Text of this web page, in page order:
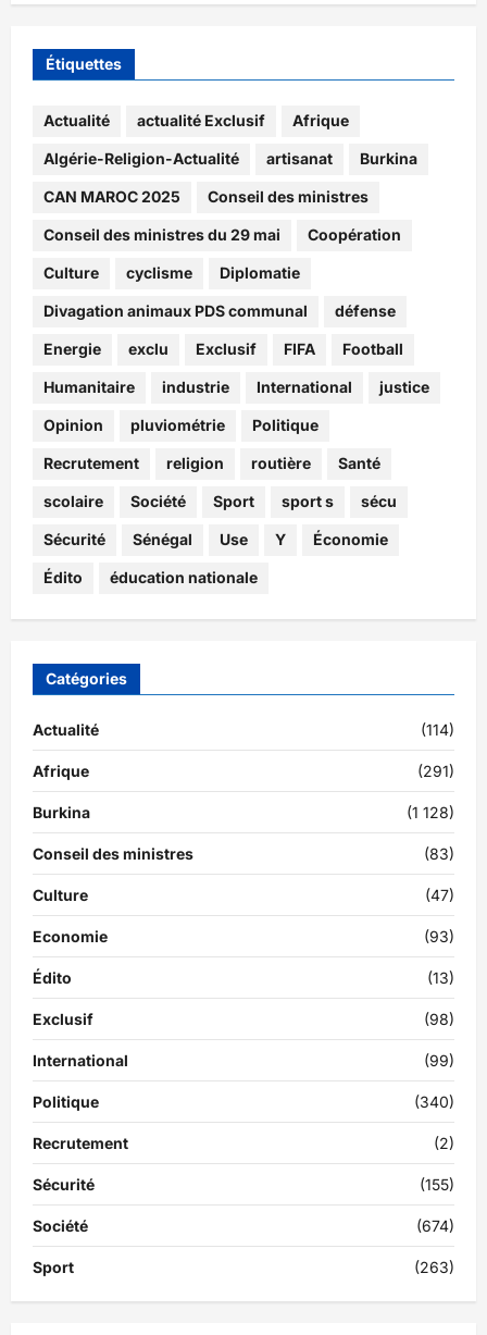
Étiquettes
Actualité actualité Exclusif Afrique
Algérie-Religion-Actualité artisanat Burkina
CAN MAROC 2025 Conseil des ministres
Conseil des ministres du 29 mai Coopération
Culture cyclisme Diplomatie
Divagation animaux PDS communal défense
Energie exclu Exclusif FIFA Football
Humanitaire industrie International justice
Opinion pluviométrie Politique
Recrutement religion routière Santé
scolaire Société Sport sport s sécu
Sécurité Sénégal Use Y Économie
Édito éducation nationale
Catégories
Actualité (114)
Afrique (291)
Burkina (1 128)
Conseil des ministres (83)
Culture (47)
Economie (93)
Édito (13)
Exclusif (98)
International (99)
Politique (340)
Recrutement (2)
Sécurité (155)
Société (674)
Sport (263)